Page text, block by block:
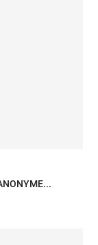
ALLEMAND fin XVIè s et XVIIè s ; ANONYME...